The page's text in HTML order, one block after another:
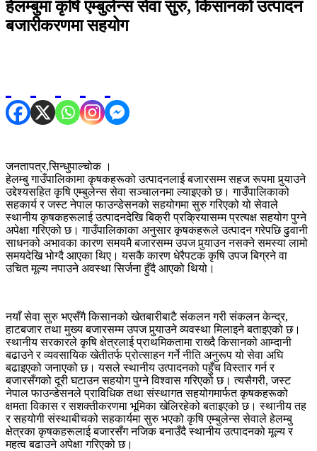
हेलम्बुमा कृषि एम्बुलेन्स सेवा सुरु, किसानको उत्पादन
बजारीकरणमा सहयोग
जनतापत्र,सिन्धुपाल्चोक ।
हेलम्बु गाउँपालिकामा कृषकहरूको उत्पादनलाई बजारसम्म सहज रूपमा पुर्‍याउने
उद्देश्यसहित कृषि एम्बुलेन्स सेवा सञ्चालनमा ल्याइएको छ। गाउँपालिकाको
सहकार्य र जस्ट नेपाल फाउन्डेसनको सहयोगमा सुरु गरिएको यो सेवाले
स्थानीय कृषकहरूलाई उत्पादनदेखि बिक्री प्रक्रियासम्म प्रत्यक्ष सहयोग पुग्ने
अपेक्षा गरिएको छ। गाउँपालिकाका अनुसार कृषकहरूले उत्पादन गरेपछि ढुवानी
साधनको अभावका कारण समयमै बजारसम्म उपज पुर्‍याउन नसक्ने समस्या लामो
समयदेखि भोग्दै आएका थिए। यसकै कारण धेरैपटक कृषि उपज बिग्रने वा
उचित मूल्य नपाउने अवस्था सिर्जना हुँदै आएको थियो।
नयाँ सेवा सुरु भएसँगै किसानको खेतबारीबाटै संकलन गरी संकलन केन्द्र,
हाटबजार तथा मुख्य बजारसम्म उपज पुर्‍याउने व्यवस्था मिलाइने बताइएको छ।
स्थानीय सरकारले कृषि क्षेत्रलाई प्राथमिकतामा राख्दै किसानको आम्दानी
बढाउने र व्यवसायिक खेतीतर्फ प्रोत्साहन गर्ने नीति अनुरूप यो सेवा अघि
बढाइएको जनाएको छ। यसले स्थानीय उत्पादनको पहुँच विस्तार गर्न र
बजारसँगको दूरी घटाउन सहयोग पुग्ने विश्वास गरिएको छ। त्यसैगरी, जस्ट
नेपाल फाउन्डेसनले प्राविधिक तथा संस्थागत सहयोगमार्फत कृषकहरूको
क्षमता विकास र सशक्तीकरणमा भूमिका खेलिरहेको बताइएको छ। स्थानीय तह
र सहयोगी संस्थाबीचको सहकार्यमा सुरु भएको कृषि एम्बुलेन्स सेवाले हेलम्बु
क्षेत्रका कृषकहरूलाई बजारसँग नजिक बनाउँदै स्थानीय उत्पादनको मूल्य र
महत्व बढाउने अपेक्षा गरिएको छ।